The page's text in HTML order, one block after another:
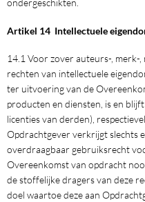
ondergeschikten.
Artikel 14 Intellectuele
14.1 Voor zover auteurs-, merk-
rechten van intellectuele
ter uitvoering van de
producten en diensten, is en
licenties van derden),
Opdrachtgever verkrijgt slechts
overdraagbaar gebruiksrecht
Overeenkomst van opdracht
de stoffelijke dragers van deze
doel waartoe deze aan